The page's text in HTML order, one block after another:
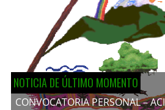
NOTICIA DE ÚLTIMO MOMENTO
CONVOCATORIA PERSONAL –